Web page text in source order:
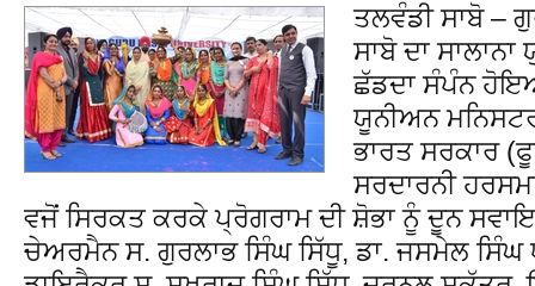
ਤਲਵੰਡੀ ਸਾਬੋ –
ਸਾਬੋ ਦਾ
ਛੱਡਦਾ ਸੰਪੰਨ
ਯੂਨੀਅਨ
ਭਾਰਤ ਸਰਕਾਰ
ਸਰਦਾਰਨੀ
ਵਜੋਂ ਸਿਰਕਤ ਕਰਕੇ ਪ੍ਰੋਗਰਾਮ ਦੀ ਸ਼ੋਭਾ ਨੂੰ ਦੂਨ
ਚੇਅਰਮੈਨ ਸ. ਗੁਰਲਾਭ ਸਿੰਘ ਸਿੱਧੂ, ਡਾ. ਜਸਮੇਲ ਸਿੰਘ